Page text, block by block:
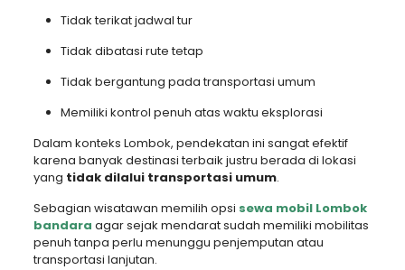
Tidak terikat jadwal tur
Tidak dibatasi rute tetap
Tidak bergantung pada transportasi umum
Memiliki kontrol penuh atas waktu eksplorasi
Dalam konteks Lombok, pendekatan ini sangat efektif
karena banyak destinasi terbaik justru berada di lokasi
yang tidak dilalui transportasi umum.
Sebagian wisatawan memilih opsi sewa mobil Lombok
bandara agar sejak mendarat sudah memiliki mobilitas
penuh tanpa perlu menunggu penjemputan atau
transportasi lanjutan.